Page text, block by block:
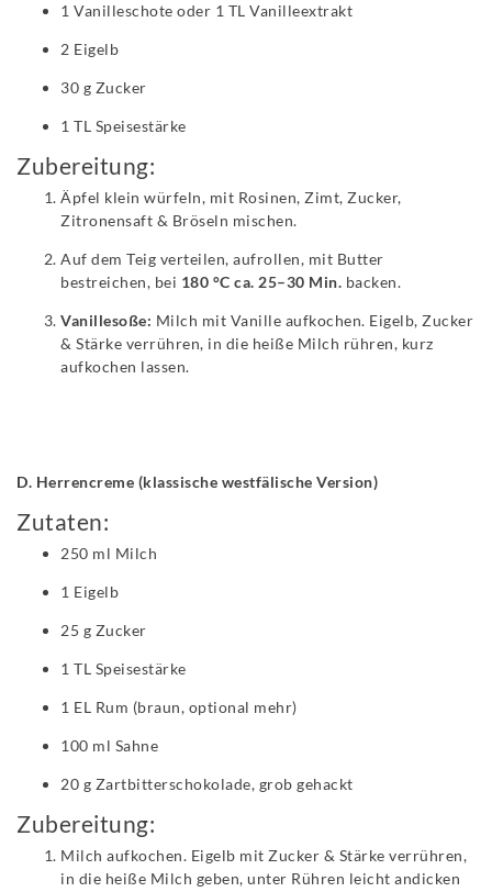
1 Vanilleschote oder 1 TL Vanilleextrakt
2 Eigelb
30 g Zucker
1 TL Speisestärke
Zubereitung:
Äpfel klein würfeln, mit Rosinen, Zimt, Zucker,
Zitronensaft & Bröseln mischen.
Auf dem Teig verteilen, aufrollen, mit Butter
bestreichen, bei 180 °C ca. 25–30 Min. backen.
Vanillesoße: Milch mit Vanille aufkochen. Eigelb, Zucker
& Stärke verrühren, in die heiße Milch rühren, kurz
aufkochen lassen.
D. Herrencreme (klassische westfälische Version)
Zutaten:
250 ml Milch
1 Eigelb
25 g Zucker
1 TL Speisestärke
1 EL Rum (braun, optional mehr)
100 ml Sahne
20 g Zartbitterschokolade, grob gehackt
Zubereitung:
Milch aufkochen. Eigelb mit Zucker & Stärke verrühren,
in die heiße Milch geben, unter Rühren leicht andicken